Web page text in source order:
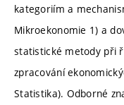
kategoriím a
Mikroekonomie 1) a
statistické metody při
zpracování
Statistika). Odborné